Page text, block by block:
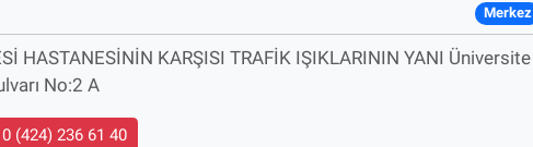
Merkez
HASTANESİNİN KARŞISI TRAFİK IŞIKLARININ YANI Üniversite
No:2 A
0 (424) 236 61 40